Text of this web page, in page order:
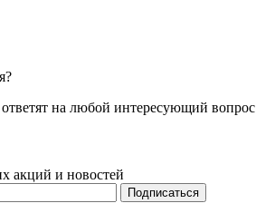
на любой интересующий вопрос
акций и новостей
Подписаться